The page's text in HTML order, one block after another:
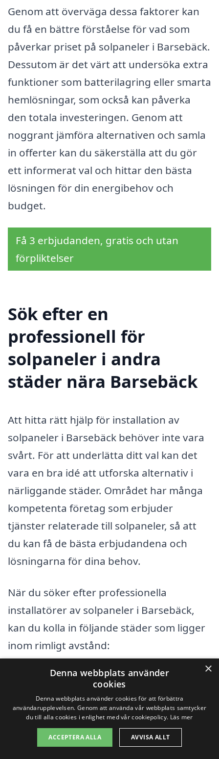
Genom att överväga dessa faktorer kan
du få en bättre förståelse för vad som
påverkar priset på solpaneler i Barsebäck.
Dessutom är det värt att undersöka extra
funktioner som batterilagring eller smarta
hemlösningar, som också kan påverka
den totala investeringen. Genom att
noggrant jämföra alternativen och samla
in offerter kan du säkerställa att du gör
ett informerat val och hittar den bästa
lösningen för din energibehov och
budget.
Få 3 erbjudanden, gratis och utan
förpliktelser
Sök efter en
professionell för
solpaneler i andra
städer nära Barsebäck
Att hitta rätt hjälp för installation av
solpaneler i Barsebäck behöver inte vara
svårt. För att underlätta ditt val kan det
vara en bra idé att utforska alternativ i
närliggande städer. Området har många
kompetenta företag som erbjuder
tjänster relaterade till solpaneler, så att
du kan få de bästa erbjudandena och
lösningarna för dina behov.
När du söker efter professionella
installatörer av solpaneler i Barsebäck,
kan du kolla in följande städer som ligger
inom rimligt avstånd:
Kävlinge
Löddeköpinge
Staffanstorp
Svedala
×
Denna webbplats använder
cookies
Denna webbplats använder cookies för att förbättra
användarupplevelsen. Genom att använda vår webbplats samtycker
du till alla cookies i enlighet med vår cookiepolicy. Läs mer
ACCEPTERA ALLA AVVISA ALLT